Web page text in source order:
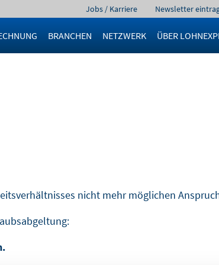
Navigation
Jobs / Karriere Newsletter
BRANCHEN NETZWERK ÜBER
nicht mehr möglichen